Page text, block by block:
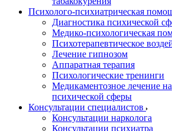
Психолого-психиатрическая
Диагностика психической
Медико-психологическая
Психотерапевтическое
Лечение гипнозом
Аппаратная терапия
Психологические тренинги
Медикаментозное лечение
психической сферы
Консультации специалистов
Консультации нарколога
Консультации психиатра